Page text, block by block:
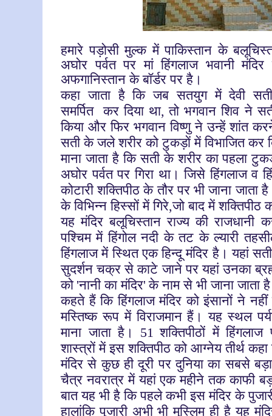
हमारे पड़ोसी मुल्क में पाकिस्तान के
अघोर पर्वत पर मां हिंगलाज भवानी
अफगानिस्तान के बॉर्डर पर है।
कहा जाता है कि जब सतयुग में देवी
समर्पित कर दिया था, तो भगवान शिव ने
किया और फिर भगवान विष्णु ने उन्हें शांत
सती के जले शरीर को टुकड़ों में विभाजित कर
माना जाता है कि सती के शरीर का पहला
अघोर पर्वत पर गिरा था। जिसे हिंगलाज व
कोटारी शक्तिपीठ के तौर पर भी जाना
के विभिन्न हिस्सों में गिरे,जो बाद में शक्तिपीठ
यह मंदिर बलूचिस्तान राज्य की राजधानी
पश्चिम में हिंगोल नदी के तट के ल्यारी
हिंगलाज में स्थित एक हिन्दू मंदिर है। यहां
सुदर्शन चक्र से काटे जाने पर यहां उनका
को 'नानी का मंदिर' के नाम से भी जाना जाता
कहते हैं कि हिंगलाज मंदिर को इंसानों ने नहीं
मस्तिष्क रूप में विराजमान हैं। यह स्थल
माना जाता है।
51 शक्तिपीठों में
शास्त्रों में इस शक्तिपीठ को आग्नेय तीर्थ
मंदिर से कुछ ही दूरी पर दुनिया का सबसे
चैत्र नवरात्र में यहां एक महीने तक काफी
बात यह भी है कि पहले कभी इस मंदिर के
हालांकि पुजारी अभी भी मुस्लिम ही है यह